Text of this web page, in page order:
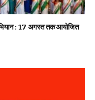
: 17 अगस्त तक आयोजित